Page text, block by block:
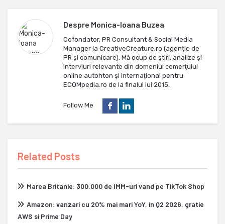
Despre Monica-Ioana Buzea
Cofondator, PR Consultant & Social Media
Manager la CreativeCreature.ro (agenție de
PR și comunicare). Mă ocup de ştiri, analize și
interviuri relevante din domeniul comerţului
online autohton şi internaţional pentru
ECOMpedia.ro de la finalul lui 2015.
Follow Me
Related Posts
Marea Britanie: 300.000 de IMM-uri vand pe TikTok Shop
Amazon: vanzari cu 20% mai mari YoY, in Q2 2026, gratie
AWS si Prime Day